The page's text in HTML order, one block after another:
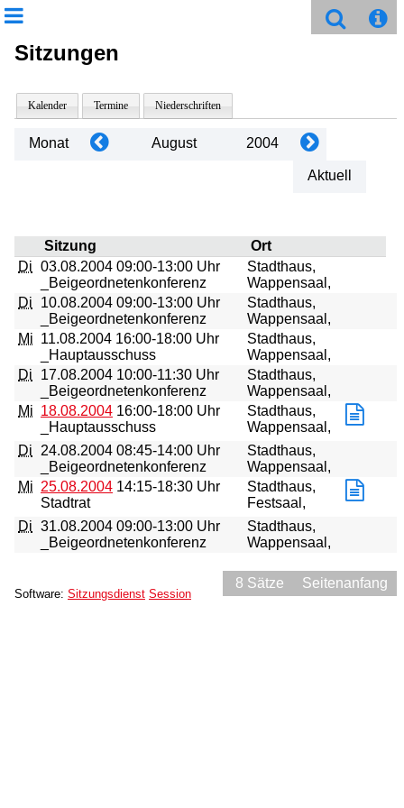
Sitzungen
Kalender Termine Niederschriften
Monat August 2004
Aktuell
Sitzung
Ort
Di 03.08.2004 09:00-13:00 Uhr
_Beigeordnetenkonferenz
Stadthaus,
Wappensaal,
Di
10.08.2004 09:00-13:00 Uhr
_Beigeordnetenkonferenz
Stadthaus,
Wappensaal,
Mi 11.08.2004 16:00-18:00 Uhr
_Hauptausschuss
Stadthaus,
Wappensaal,
Di
17.08.2004 10:00-11:30 Uhr
_Beigeordnetenkonferenz
Stadthaus,
Wappensaal,
Mi 18.08.2004 16:00-18:00 Uhr
_Hauptausschuss
Stadthaus,
Wappensaal,
Di
24.08.2004 08:45-14:00 Uhr
_Beigeordnetenkonferenz
Stadthaus,
Wappensaal,
Mi 25.08.2004 14:15-18:30 Uhr
Stadtrat
Stadthaus,
Festsaal,
Di 31.08.2004 09:00-13:00 Uhr
_Beigeordnetenkonferenz
Stadthaus,
Wappensaal,
8 Sätze Seitenanfang
Software: Sitzungsdienst Session